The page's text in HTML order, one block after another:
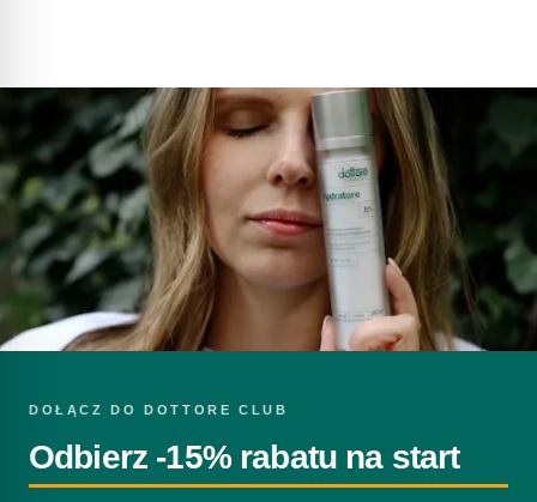
DOŁĄCZ DO DOTTORE CLUB
Odbierz -15% rabatu na start